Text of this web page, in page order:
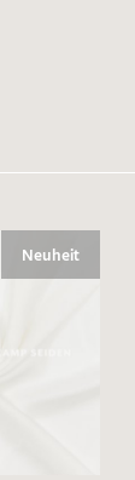
Neuheit